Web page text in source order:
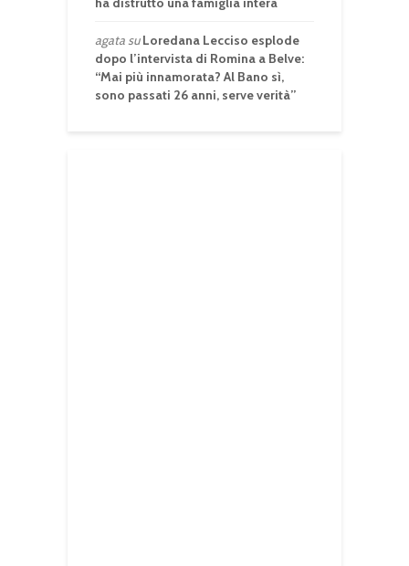
agatasuLoredana Lecciso esplode
dopo l’intervista di Romina a Belve:
“Mai più innamorata? Al Bano sì,
sono passati 26 anni, serve verità”